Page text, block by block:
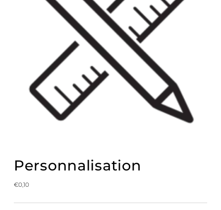
Personnalisation
€0,10
Prix